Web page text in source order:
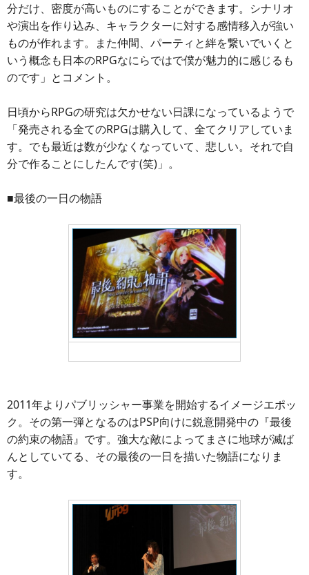
分だけ、密度が高いものにすることができます。シナリオ
や演出を作り込み、キャラクターに対する感情移入が強い
ものが作れます。また仲間、パーティと絆を繋いでいくと
いう概念も日本のRPGなにらではで僕が魅力的に感じるも
のです」とコメント。
日頃からRPGの研究は欠かせない日課になっているようで
「発売される全てのRPGは購入して、全てクリアしていま
す。でも最近は数が少なくなっていて、悲しい。それで自
分で作ることにしたんです(笑)」。
■最後の一日の物語
2011年よりパブリッシャー事業を開始するイメージエポッ
ク。その第一弾となるのはPSP向けに鋭意開発中の『最後
の約束の物語』です。強大な敵によってまさに地球が滅ば
んとしていてる、その最後の一日を描いた物語になりま
す。